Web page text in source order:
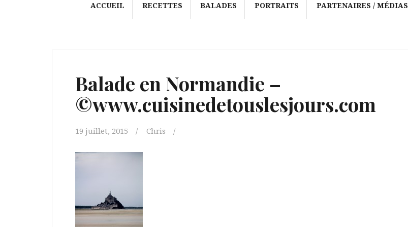
ACCUEIL RECETTES BALADES PORTRAITS PARTENAIRES / MÉDIAS
Balade en Normandie –
©www.cuisinedetouslesjours.com
19 juillet, 2015 Chris